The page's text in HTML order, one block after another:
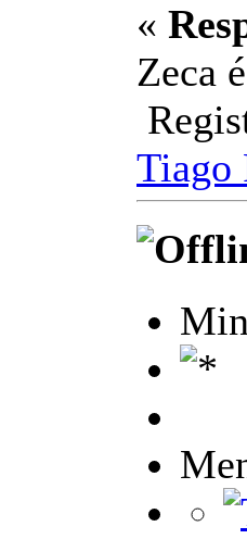
«
Zeca
Tiago